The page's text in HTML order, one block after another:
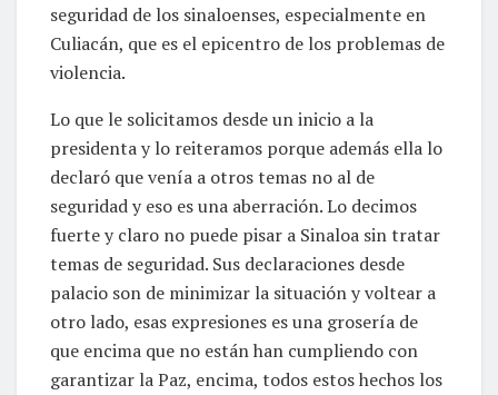
seguridad de los sinaloenses, especialmente en
Culiacán, que es el epicentro de los problemas de
violencia.
Lo que le solicitamos desde un inicio a la
presidenta y lo reiteramos porque además ella lo
declaró que venía a otros temas no al de
seguridad y eso es una aberración. Lo decimos
fuerte y claro no puede pisar a Sinaloa sin tratar
temas de seguridad. Sus declaraciones desde
palacio son de minimizar la situación y voltear a
otro lado, esas expresiones es una grosería de
que encima que no están han cumpliendo con
garantizar la Paz, encima, todos estos hechos los